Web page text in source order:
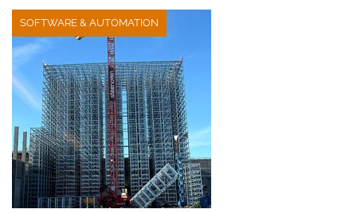
SOFTWARE & AUTOMATION